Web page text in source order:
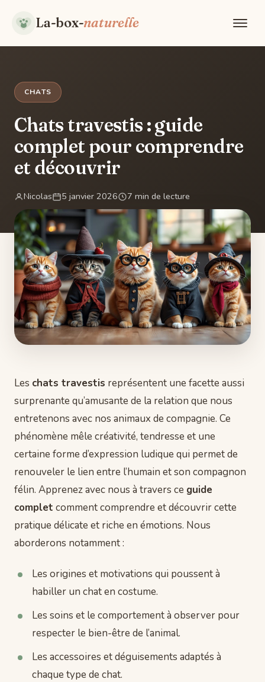
La-box-naturelle
CHATS
Chats travestis : guide
complet pour comprendre
et découvrir
Nicolas 5 janvier 2026 7 min de lecture
Les chats travestis représentent une facette aussi
surprenante qu’amusante de la relation que nous
entretenons avec nos animaux de compagnie. Ce
phénomène mêle créativité, tendresse et une
certaine forme d’expression ludique qui permet de
renouveler le lien entre l’humain et son compagnon
félin. Apprenez avec nous à travers ce guide
complet comment comprendre et découvrir cette
pratique délicate et riche en émotions. Nous
aborderons notamment :
Les origines et motivations qui poussent à
habiller un chat en costume.
Les soins et le comportement à observer pour
respecter le bien-être de l’animal.
Les accessoires et déguisements adaptés à
chaque type de chat.